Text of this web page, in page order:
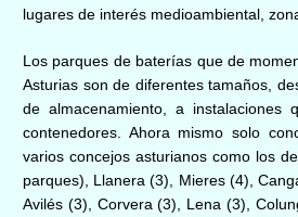
lugares de interés medioambiental,
Los parques de baterías que de
Asturias son de diferentes tamaños,
de almacenamiento, a instalaciones
contenedores. Ahora mismo solo
varios concejos asturianos como los
parques), Llanera (3), Mieres (4),
Avilés (3), Corvera (3), Lena (3),